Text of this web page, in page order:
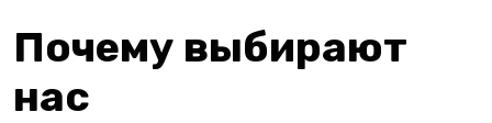
Почему выбирают
нас